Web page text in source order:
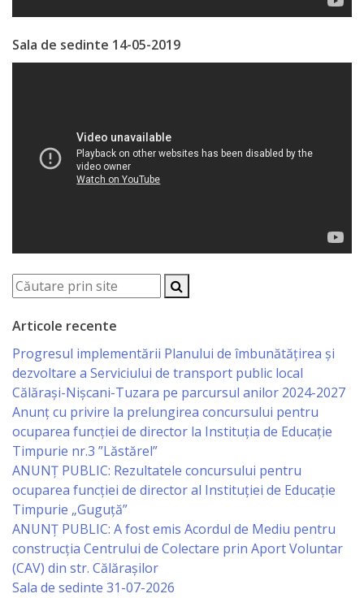
Economist
Primar
Specialist
Relații
Operator
CISC
Organigrama
Regulament
Consiliul
local
Secretarul
Consiliului
Consilieri
Sala de sedinte 14-05-2019
Articole recente
Progresul implementării Planului de îmbunătățirea și
dezvoltare a Serviciului de transport public local
Călărași-Nișcani-Tuzara pe parcursul anilor 2024-2027
Anunț cu privire la prelungirea concursului pentru
ocuparea funcţiei de director la Instituția de Educație
Timpurie nr.3 ”Lăstărel”
ANUNȚ PUBLIC: Rezultatele concursului pentru
ocuparea funcției de director al Instituției de Educație
Timpurie „Guguță”
ANUNȚ PUBLIC: A fost emis Acordul de Mediu pentru
construcția Centrului de Colectare prin Aport Voluntar
(CAV) din str. Călărașilor
Sala de sedinte 31-07-2026